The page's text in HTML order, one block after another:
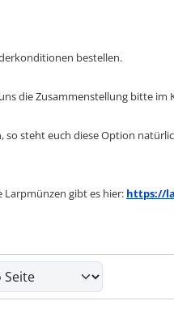
bestellen.
die Zusammenstellung bitte
steht euch diese Option
gibt es hier: https://
und zwischen einer